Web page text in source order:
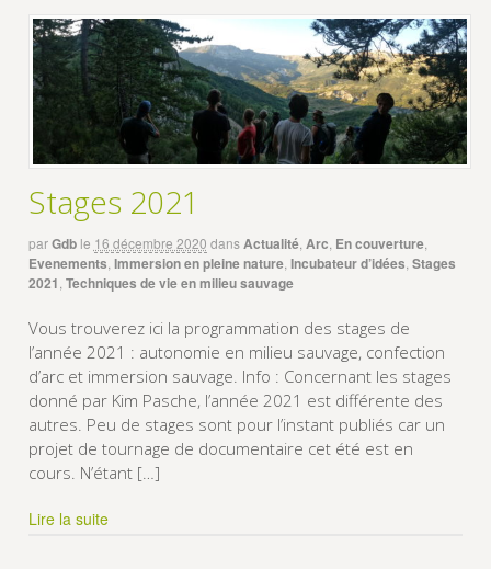
Stages 2021
parGdb le 16 décembre 2020 dans Actualité, Arc En couverture,
Evenements Immersion en pleine nature, Incubateur d’idées Stages
2021 Techniques de vie en milieu sauvage
Vous trouverez ici la programmation des stages de
l’année 2021 : autonomie en milieu sauvage, confection
d’arc et immersion sauvage. Info : Concernant les stages
donné par Kim Pasche, l’année 2021 est différente des
autres. Peu de stages sont pour l’instant publiés car un
projet de tournage de documentaire cet été est en
cours. N’étant […]
Lire la suite